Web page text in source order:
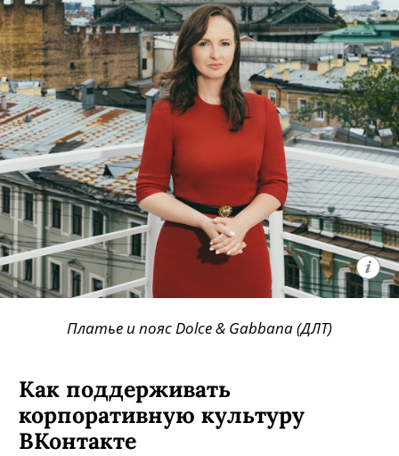
Платье и пояс Dolce & Gabbana (ДЛТ)
Как поддерживать
корпоративную культуру
ВКонтакте